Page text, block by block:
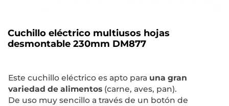
Cuchillo eléctrico multiusos hojas
desmontable 230mm DM877
Este cuchillo eléctrico es apto para una gran
variedad de alimentos (carne, aves, pan).
De uso muy sencillo a través de un botón de